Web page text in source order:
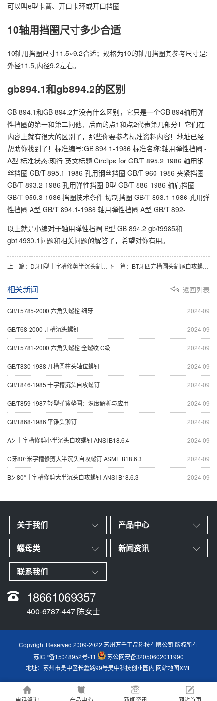
可以叫e型卡簧、开口卡环或开口挡圈
10轴用挡圈尺寸多少合适
10轴用挡圈尺寸11.5×9.2合适；规格为10的轴用挡圈其参考尺寸是:
外径11.5,内径9.2左右。
gb894.1和gb894.2的区别
GB 894.1和GB 894.2并没有什么区别，它只是一个GB 894轴用弹
性挡圈的第一和第二问他，后面的点1和点2代表第几部分！它们在
内容上就有很大的区别了，那些你要参考标准资料内容！地址已经
帮助你找到了！标准编号:GB 894.1-1986 标准名称:轴用弹性挡圈 -
A型 标准状态:现行 英文标题:Circlips for GB/T 895.2-1986 轴用钢
丝挡圈 GB/T 895.1-1986 孔用钢丝挡圈 GB/T 960-1986 夹紧挡圈
GB/T 893.2-1986 孔用弹性挡圈 B型 GB/T 886-1986 轴肩挡圈
GB/T 959.3-1986 挡圈技术条件 切制挡圈 GB/T 893.1-1986 孔用弹
性挡圈 A型 GB/T 894.1-1986 轴用弹性挡圈 A型 GB/T 892-
以上就是小编对于轴用弹性挡圈 B型 GB 894.2 gb/t9985和
gb14930.1问题和相关问题的解答了，希望对你有用。
上一篇： D牙II型十字槽修剪半沉头割尾自攻螺钉 ANSI B18.6.4 下一篇： BT牙四方槽圆头割尾自攻螺钉 ASME B18.6.3
返回列表
相关新闻
2024-09
GB/T5785-2000 六角头螺栓 细牙
2024-09
GB/T68-2000 开槽沉头螺钉
2024-09
GB/T5781-2000 六角头螺栓 全螺纹 C级
2024-09
GB/T830-1988 开槽圆柱头轴位螺钉
2024-09
GB/T846-1985 十字槽沉头自攻螺钉
2024-09
GB/T859-1987 轻型弹簧垫圈：深度解析与应用
2024-09
GB/T868-1986 平锥头铆钉
2024-09
A牙十字槽修剪小半沉头自攻螺钉 ANSI B18.6.4
2024-09
C牙80°米字槽修剪大半沉头自攻螺钉 ASME B18.6.3
2024-09
B牙80°十字槽修剪大半沉头自攻螺钉 ANSI B18.6.3
关于我们 产品中心
螺母类 新闻资讯
联系我们
18661069357
400-6787-447 陈女士
Copyright Reserved 2009-2022 苏州万千工品科技有限公司 版权所有
苏ICP备15048952号-11
苏公网安备32050602011990
地址：苏州市吴中区长蠡路99号吴中科技创业园内 网站地图XML
电话咨询 产品中心 新闻资讯 网站首页